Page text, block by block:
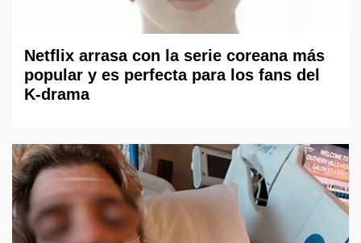
Netflix arrasa con la serie coreana más
popular y es perfecta para los fans del
K-drama